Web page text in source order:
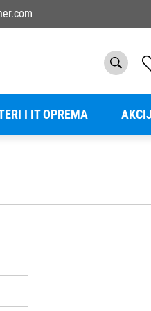
I IT OPREMA